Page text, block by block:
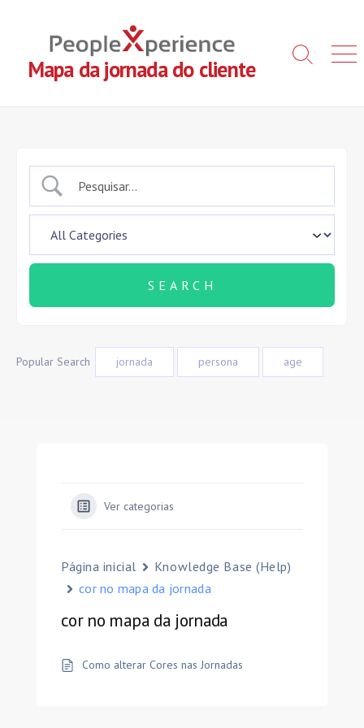
content
Mapa da jornada do cliente
Search
Popular Search jornada persona age
Ver categorias
Página inicial
Knowledge Base (Help)
cor no mapa da jornada
cor no mapa da jornada
Como alterar Cores nas Jornadas